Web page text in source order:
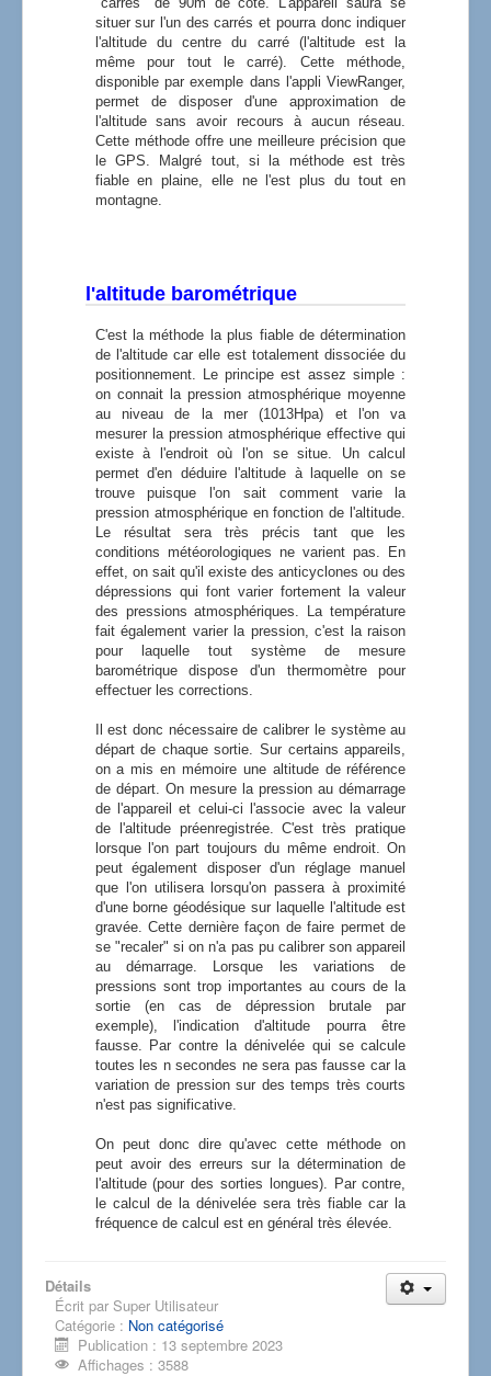
situer sur l'un des carrés et pourra donc indiquer
l'altitude du centre du carré (l'altitude est la
même pour tout le carré). Cette méthode,
disponible par exemple dans l'appli ViewRanger,
permet de disposer d'une approximation de
l'altitude sans avoir recours à aucun réseau.
Cette méthode offre une meilleure précision que
le GPS. Malgré tout, si la méthode est très
fiable en plaine, elle ne l'est plus du tout en
montagne.
l'altitude barométrique
C'est la méthode la plus fiable de détermination
de l'altitude car elle est totalement dissociée du
positionnement. Le principe est assez simple :
on connait la pression atmosphérique moyenne
au niveau de la mer (1013Hpa) et l'on va
mesurer la pression atmosphérique effective qui
existe à l'endroit où l'on se situe. Un calcul
permet d'en déduire l'altitude à laquelle on se
trouve puisque l'on sait comment varie la
pression atmosphérique en fonction de l'altitude.
Le résultat sera très précis tant que les
conditions météorologiques ne varient pas. En
effet, on sait qu'il existe des anticyclones ou des
dépressions qui font varier fortement la valeur
des pressions atmosphériques. La température
fait également varier la pression, c'est la raison
pour laquelle tout système de mesure
barométrique dispose d'un thermomètre pour
effectuer les corrections.
Il est donc nécessaire de calibrer le système au
départ de chaque sortie. Sur certains appareils,
on a mis en mémoire une altitude de référence
de départ. On mesure la pression au démarrage
de l'appareil et celui-ci l'associe avec la valeur
de l'altitude préenregistrée. C'est très pratique
lorsque l'on part toujours du même endroit. On
peut également disposer d'un réglage manuel
que l'on utilisera lorsqu'on passera à proximité
d'une borne géodésique sur laquelle l'altitude est
gravée. Cette dernière façon de faire permet de
se "recaler" si on n'a pas pu calibrer son appareil
au démarrage. Lorsque les variations de
pressions sont trop importantes au cours de la
sortie (en cas de dépression brutale par
exemple), l'indication d'altitude pourra être
fausse. Par contre la dénivelée qui se calcule
toutes les n secondes ne sera pas fausse car la
variation de pression sur des temps très courts
n'est pas significative.
On peut donc dire qu'avec cette méthode on
peut avoir des erreurs sur la détermination de
l'altitude (pour des sorties longues). Par contre,
le calcul de la dénivelée sera très fiable car la
fréquence de calcul est en général très élevée.
Détails
Écrit par Super Utilisateur
Catégorie : Non catégorisé
Publication : 13 septembre 2023
Affichages : 3588